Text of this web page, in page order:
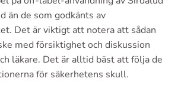
än de som godkänts av
Det är viktigt att notera att sådan
med försiktighet och diskussion
läkare. Det är alltid bäst att följa de
för säkerhetens skull.